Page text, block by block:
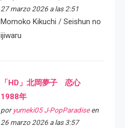
27 marzo 2026 a las 2:51
Momoko Kikuchi / Seishun no
ijiwaru
「HD」北岡夢子 恋心
1988年
por yumeki05 J-PopParadiseen
26 marzo 2026 a las 3:57